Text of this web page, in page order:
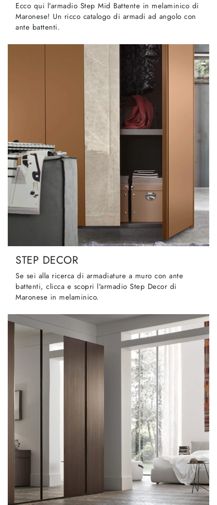
Ecco qui l'armadio Step Mid Battente in melaminico di
Maronese! Un ricco catalogo di armadi ad angolo con
ante battenti.
STEP DECOR
Se sei alla ricerca di armadiature a muro con ante
battenti, clicca e scopri l'armadio Step Decor di
Maronese in melaminico.